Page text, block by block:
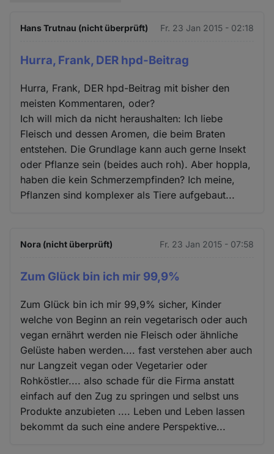
Hans Trutnau (nicht überprüft) Fr. 23 Jan 2015 - 02:18
Hurra, Frank, DER hpd-Beitrag
Hurra, Frank, DER hpd-Beitrag mit bisher den
meisten Kommentaren, oder?
Ich will mich da nicht heraushalten: Ich liebe
Fleisch und dessen Aromen, die beim Braten
entstehen. Die Grundlage kann auch gerne Insekt
oder Pflanze sein (beides auch roh). Aber hoppla,
haben die kein Schmerzempfinden? Ich meine,
Pflanzen sind komplexer als Tiere aufgebaut...
Nora (nicht überprüft) Fr. 23 Jan 2015 - 07:58
Zum Glück bin ich mir 99,9%
Zum Glück bin ich mir 99,9% sicher, Kinder
welche von Beginn an rein vegetarisch oder auch
vegan ernährt werden nie Fleisch oder ähnliche
Gelüste haben werden.... fast verstehen aber auch
nur Langzeit vegan oder Vegetarier oder
Rohköstler.... also schade für die Firma anstatt
einfach auf den Zug zu springen und selbst uns
Produkte anzubieten .... Leben und Leben lassen
bekommt da such eine andere Perspektive...